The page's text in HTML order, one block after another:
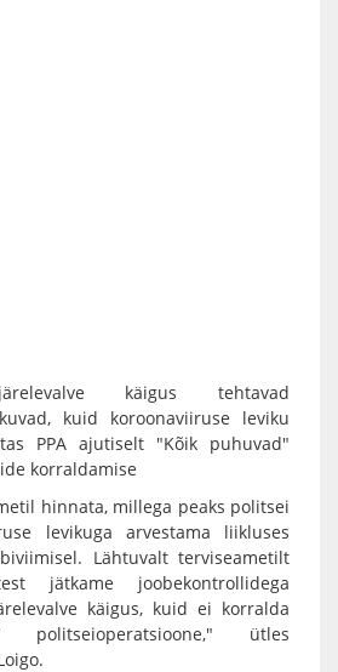
käigus tehtavad
kuid koroonaviiruse leviku
PPA ajutiselt "Kõik puhuvad"
korraldamise
hinnata, millega peaks politsei
levikuga arvestama liikluses
Lähtuvalt terviseametilt
jätkame joobekontrollidega
käigus, kuid ei korralda
politseioperatsioone," ütles